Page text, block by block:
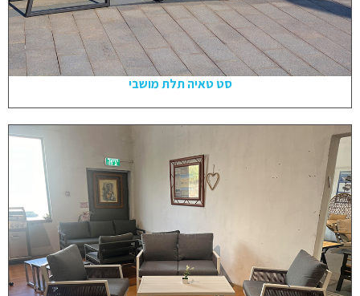
סט טאיה תלת מושבי